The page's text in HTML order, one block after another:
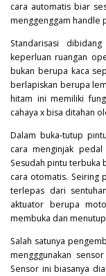
cara automatis biar
menggenggam handle
Standarisasi
keperluan ruangan
bukan berupa kaca
berlapiskan berupa
hitam ini memiliki
cahaya x bisa ditahan
Dalam buka-tutup
cara menginjak
Sesudah pintu terbuka
cara otomatis. Seiring
terlepas dari
aktuator berupa
membuka dan
Salah satunya
mengggunakan
Sensor ini biasanya